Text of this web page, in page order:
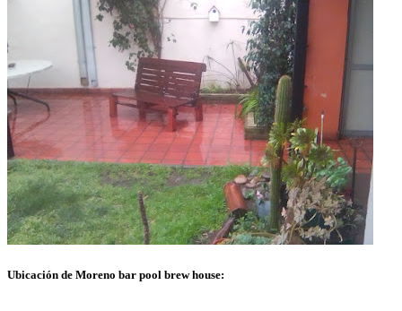
Ubicación de Moreno bar pool brew house: